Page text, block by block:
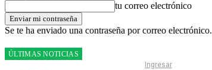
tu correo electrónico
Se te ha enviado una contraseña por correo electrónico.
ÚLTIMAS NOTICIAS
Ingresar